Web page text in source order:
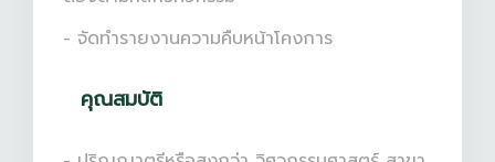
- จัดทำรายงานความคืบหน้าโคงการ
คุณสมบัติ